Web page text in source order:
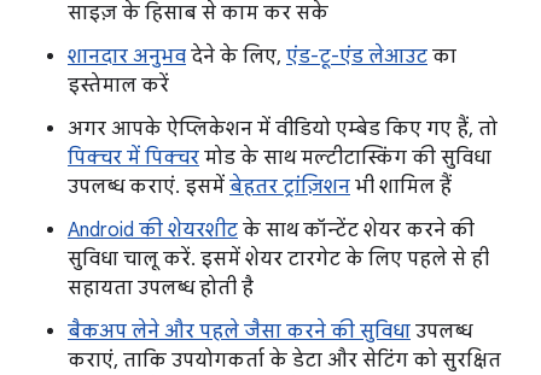
साइज़ के हिसाब से काम कर सके
शानदार अनुभव देने के लिए, एंड-टू-एंड लेआउट का
इस्तेमाल करें
अगर आपके ऐप्लिकेशन में वीडियो एम्बेड किए गए हैं, तो
पिक्चर में पिक्चर मोड के साथ मल्टीटास्किंग की सुविधा
उपलब्ध कराएं. इसमें बेहतर ट्रांज़िशन भी शामिल हैं
Android की शेयरशीट के साथ कॉन्टेंट शेयर करने की
सुविधा चालू करें. इसमें शेयर टारगेट के लिए पहले से ही
सहायता उपलब्ध होती है
बैकअप लेने और पहले जैसा करने की सुविधा उपलब्ध
कराएं, ताकि उपयोगकर्ता के डेटा और सेटिंग को सुरक्षित